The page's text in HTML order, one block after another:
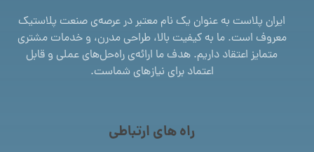
ایران پلاست به عنوان یک نام معتبر در عرصه‌ی صنعت پلاستیک
معروف است. ما به کیفیت بالا، طراحی مدرن، و خدمات مشتری
متمایز اعتقاد داریم. هدف ما ارائه‌ی راه‌حل‌های عملی و قابل
اعتماد برای نیازهای شماست.
راه های ارتباطی